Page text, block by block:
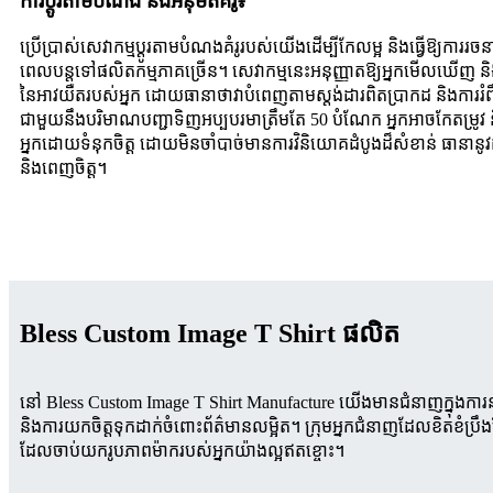
ប្រើប្រាស់សេវាកម្មប្ដូរតាមបំណងគំរូរបស់យើងដើម្បីកែលម្អ និងធ្វើឱ្យការរច
ពេលបន្តទៅផលិតកម្មភាគច្រើន។ សេវាកម្មនេះអនុញ្ញាតឱ្យអ្នកមើលឃើញ
នៃអាវយឺតរបស់អ្នក ដោយធានាថាវាបំពេញតាមស្តង់ដារពិតប្រាកដ និងការ
ជាមួយនឹងបរិមាណបញ្ជាទិញអប្បបរមាត្រឹមតែ 50 បំណែក អ្នកអាចកែតម្រូវ
អ្នកដោយទំនុកចិត្ត ដោយមិនចាំបាច់មានការវិនិយោគដំបូងដ៏សំខាន់ ធានា
និងពេញចិត្ត។
Bless Custom Image T Shirt ផលិត
នៅ Bless Custom Image T Shirt Manufacture យើងមានជំនាញក្នុ
និងការយកចិត្តទុកដាក់ចំពោះព័ត៌មានលម្អិត។ ក្រុមអ្នកជំនាញដែលខិតខំប្រឹ
ដែលចាប់យករូបភាពម៉ាករបស់អ្នកយ៉ាងល្អឥតខ្ចោះ។